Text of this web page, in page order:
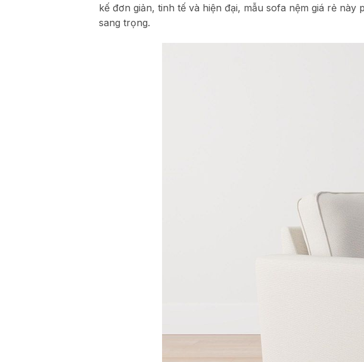
kế đơn giản, tinh tế và hiện đại, mẫu sofa nệm giá rẻ
sang trọng.